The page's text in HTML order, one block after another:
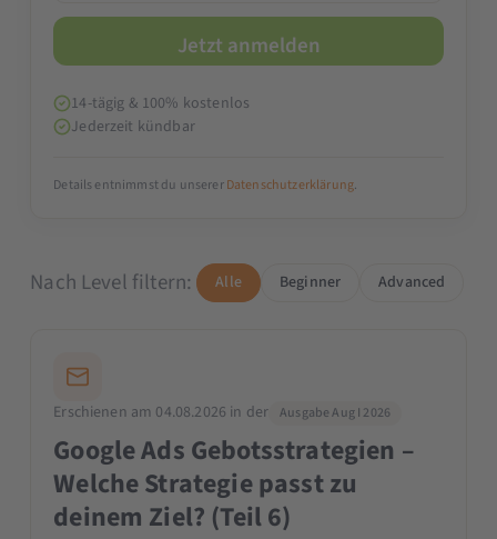
14-tägig & 100% kostenlos
Jederzeit kündbar
Details entnimmst du unsererDatenschutzerklärung.
Nach Level filtern: Alle Beginner Advanced
Erschienen am 04.08.2026 in der Ausgabe Aug I 2026
Google Ads Gebotsstrategien –
Welche Strategie passt zu
deinem Ziel? (Teil 6)